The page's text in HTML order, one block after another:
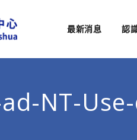
最新消息 認
NT-